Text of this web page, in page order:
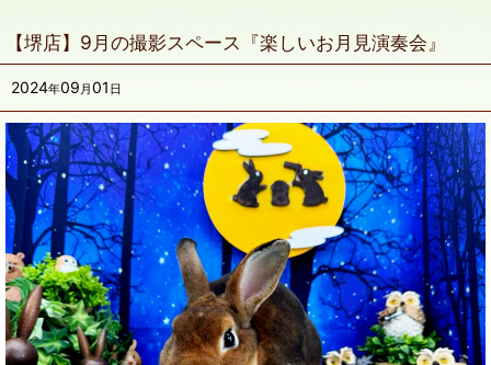
【堺店】9月の撮影スペース『楽しいお月見演奏会』
2024年09 月01 日